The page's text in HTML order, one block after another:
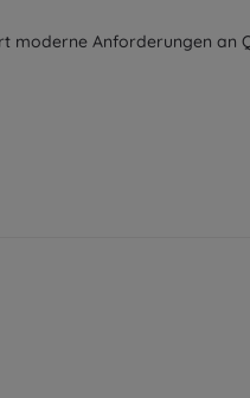
Anforderungen an